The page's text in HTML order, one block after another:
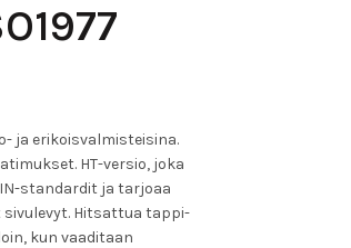
ja erikoisvalmisteisina.
HT-versio, joka
standardit ja tarjoaa
Hitsattua tappi-
kun vaaditaan